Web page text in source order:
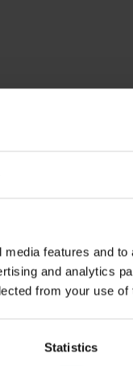
features and
and analytics
from your use
Statistics